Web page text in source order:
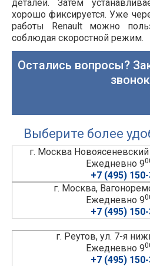
деталей. Затем
хорошо фиксируется. Уже
работы Renault можно
соблюдая скоростной режим.
Остались вопросы?
Выберите более
г. Москва Новоясеневский
Ежедневно 9
+7 (495)
г. Москва,
Ежедневно 9
+7 (495)
г. Реутов, ул. 7-я
Ежедневно 9
+7 (495)